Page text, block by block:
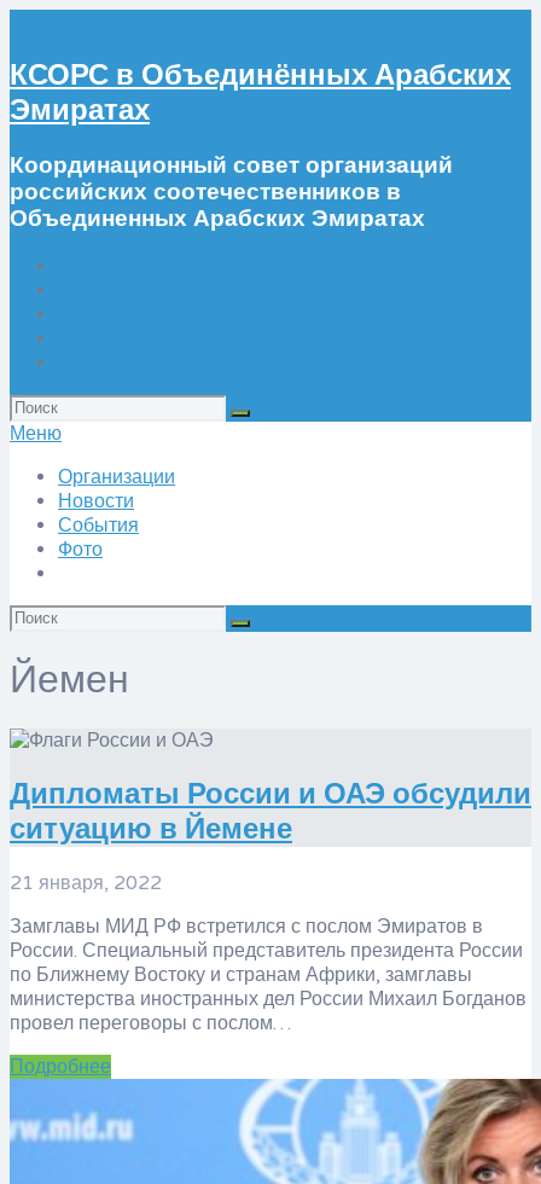
КСОРС в Объединённых Арабских
Эмиратах
Координационный совет организаций
российских соотечественников в
Объединенных Арабских Эмиратах
Искать:
Меню
Организации
Новости
События
Фото
Искать:
Йемен
Дипломаты России и ОАЭ обсудили
ситуацию в Йемене
21 января, 2022
Замглавы МИД РФ встретился с послом Эмиратов в
России. Специальный представитель президента России
по Ближнему Востоку и странам Африки, замглавы
министерства иностранных дел России Михаил Богданов
провел переговоры с послом…
Подробнее